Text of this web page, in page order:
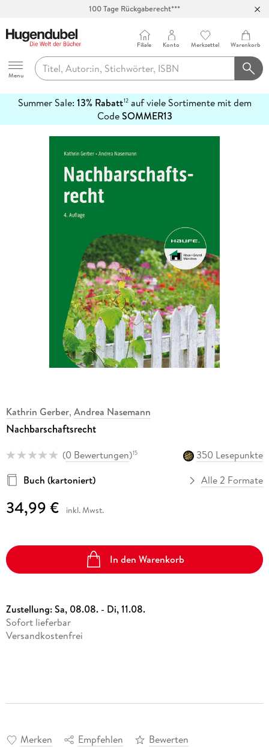
100 Tage Rückgaberecht***
Hugendubel
Menu
Filiale Konto Merkzettel Warenkorb
Summer Sale: 13% Rabatt12auf viele Sortimente mit dem
CodeSOMMER13
erfahren
Kathrin Gerber, Andrea Nasemann
Nachbarschaftsrecht
(0 Bewertungen)15
350 Lesepunkte
Buch (kartoniert)
Alle 2 Formate
34,99 € inkl. Mwst.
In den Warenkorb
Zustellung:Sa, 08.08. - Di, 11.08.
Sofort lieferbar
Versandkostenfrei
Merken Empfehlen Bewerten